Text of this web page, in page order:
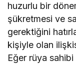
huzurlu bir
şükretmesi ve
gerektiğini
kişiyle olan
Eğer rüya